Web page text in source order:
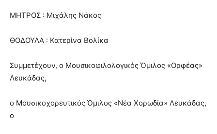
ΜΗΤΡΟΣ : Μιχάλης Νάκος
ΘΟΔΟΥΛΑ : Κατερίνα Βολίκα
Συμμετέχουν, ο Μουσικοφιλολογικός Όμιλος «Ορφέας»
Λευκάδας,
ο Μουσικοχορευτικός Όμιλος «Νέα Χορωδία» Λευκάδας,
ο